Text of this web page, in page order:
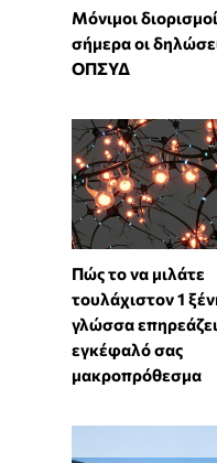
Μόνιμοι
σήμερα οι
ΟΠΣΥΔ
⁠Πώς το να μιλάτε
τουλάχιστον 1
γλώσσα
εγκέφαλό σας
μακροπρόθεσμα